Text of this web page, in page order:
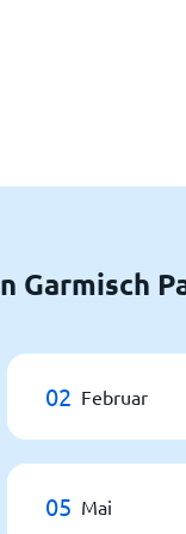
Garmisch
02 Februar
05 Mai